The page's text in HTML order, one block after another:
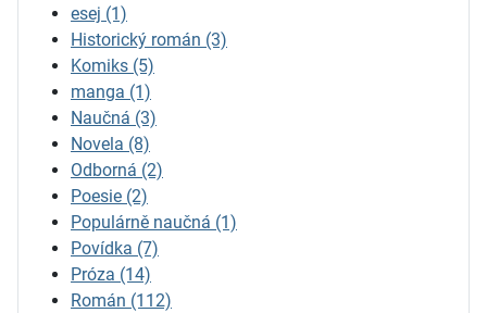
esej (1)
Historický román (3)
Komiks (5)
manga (1)
Naučná (3)
Novela (8)
Odborná (2)
Poesie (2)
Populárně naučná (1)
Povídka (7)
Próza (14)
Román (112)